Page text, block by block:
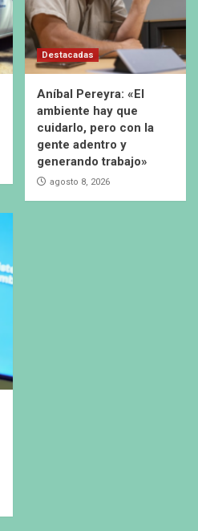
Destacadas
Aníbal Pereyra: «El
ambiente hay que
cuidarlo, pero con la
gente adentro y
generando trabajo»
agosto 8, 2026